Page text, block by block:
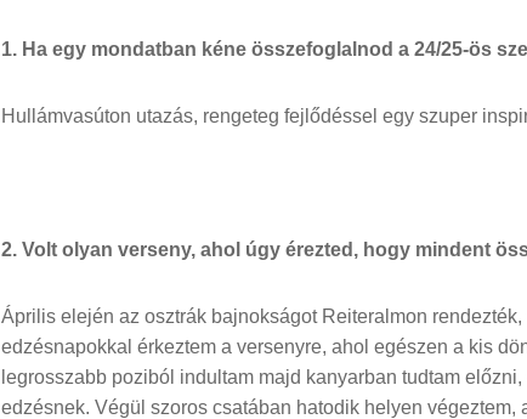
1. Ha egy mondatban kéne összefoglalnod a 24/25-ös
Hullámvasúton utazás, rengeteg fejlődéssel egy szuper
2. Volt olyan verseny, ahol úgy érezted, hogy mindent
Április elején az osztrák bajnokságot Reiteralmon
edzésnapokkal érkeztem a versenyre, ahol egészen a kis
legrosszabb poziból indultam majd kanyarban tudtam
edzésnek. Végül szoros csatában hatodik helyen